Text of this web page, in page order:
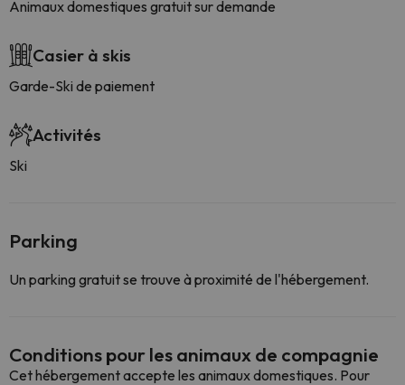
Animaux domestiques gratuit sur demande
Casier à skis
Garde-Ski de paiement
Activités
Ski
Parking
Un parking gratuit se trouve à proximité de l'hébergement.
Conditions pour les animaux de compagnie
Cet hébergement accepte les animaux domestiques. Pour